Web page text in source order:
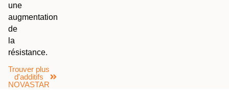
une
augmentation
de
la
résistance.
Trouver plus
d'additifs
NOVASTAR